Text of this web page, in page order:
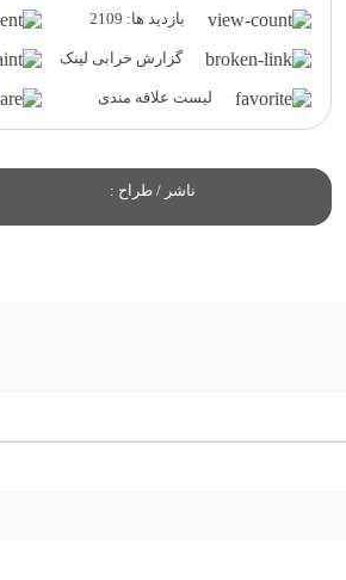
بازدید ها: 2109
گزارش خرابی لینک
لیست علاقه مندی
ناشر / طراح :